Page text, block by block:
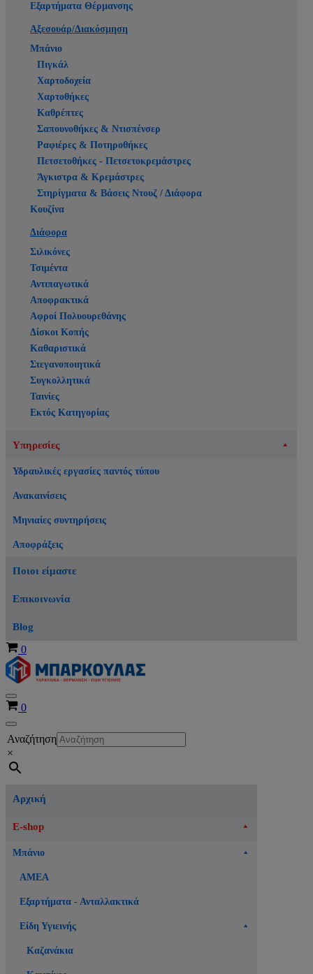
Εξαρτήματα Θέρμανσης
Αξεσουάρ/Διακόσμηση
Μπάνιο
Πιγκάλ
Χαρτοδοχεία
Χαρτοθήκες
Καθρέπτες
Σαπουνοθήκες & Ντισπένσερ
Ραφιέρες & Ποτηροθήκες
Πετσετοθήκες - Πετσετοκρεμάστρες
Άγκιστρα & Κρεμάστρες
Στηρίγματα & Βάσεις Ντουζ / Διάφορα
Κουζίνα
Διάφορα
Σιλικόνες
Τσιμέντα
Αντιπαγωτικά
Αποφρακτικά
Αφροί Πολυουρεθάνης
Δίσκοι Κοπής
Καθαριστικά
Στεγανοποιητικά
Συγκολλητικά
Ταινίες
Εκτός Κατηγορίας
Υπηρεσίες
Υδραυλικές εργασίες παντός τύπου
Ανακαινίσεις
Μηνιαίες συντηρήσεις
Αποφράξεις
Ποιοι είμαστε
Επικοινωνία
Blog
Καλάθι
0
Μενού
πλοήγησης
Καλάθι
0
Μενού
πλοήγησης
Αναζήτηση
×
Αρχική
E-shop
Μπάνιο
ΑΜΕΑ
Εξαρτήματα - Ανταλλακτικά
Είδη Υγιεινής
Καζανάκια